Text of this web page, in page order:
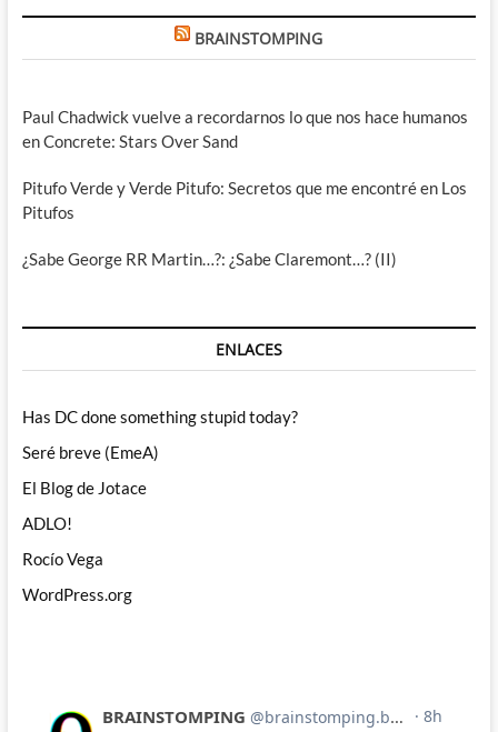
BRAINSTOMPING
Paul Chadwick vuelve a recordarnos lo que nos hace humanos
en Concrete: Stars Over Sand
Pitufo Verde y Verde Pitufo: Secretos que me encontré en Los
Pitufos
¿Sabe George RR Martin…?: ¿Sabe Claremont…? (II)
ENLACES
Has DC done something stupid today?
Seré breve (EmeA)
El Blog de Jotace
ADLO!
Rocío Vega
WordPress.org